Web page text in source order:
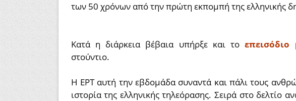
των 50 χρόνων από την πρώτη εκπομπή της ελληνικής
Κατά η διάρκεια βέβαια υπήρξε και το
στούντιο.
Η ΕΡΤ αυτή την εβδομάδα συναντά και πάλι τους
ιστορία της ελληνικής τηλεόρασης. Σειρά στο δελτίο